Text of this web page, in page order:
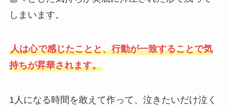
しまいます。
人は心で感じたことと、行動が一致することで気
持ちが昇華されます。
1人になる時間を敢えて作って、泣きたいだけ泣く